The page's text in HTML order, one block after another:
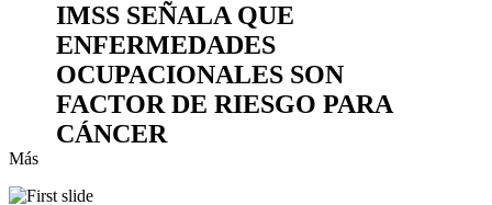
IMSS SEÑALA QUE
ENFERMEDADES
OCUPACIONALES SON
FACTOR DE RIESGO PARA
CÁNCER
Más